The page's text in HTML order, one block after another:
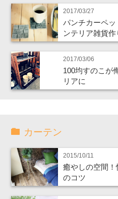
2017/03/27
パンチカーペ
ンテリア雑貨作
2017/03/06
100均すのこが
リアに
カーテン
2015/10/11
癒やしの空間
のコツ